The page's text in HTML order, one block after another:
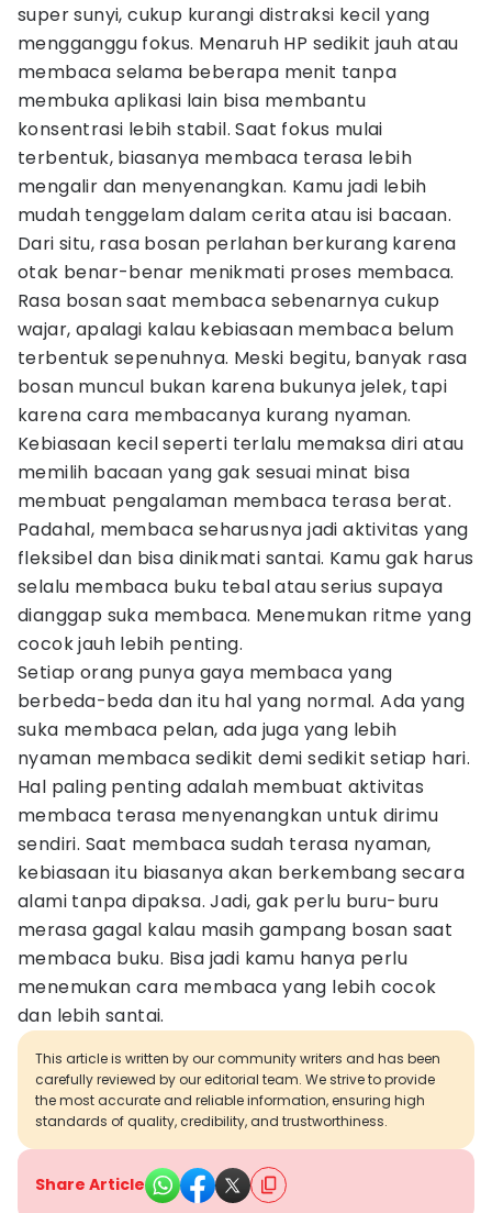
super sunyi, cukup kurangi distraksi kecil yang
mengganggu fokus. Menaruh HP sedikit jauh atau
membaca selama beberapa menit tanpa
membuka aplikasi lain bisa membantu
konsentrasi lebih stabil. Saat fokus mulai
terbentuk, biasanya membaca terasa lebih
mengalir dan menyenangkan. Kamu jadi lebih
mudah tenggelam dalam cerita atau isi bacaan.
Dari situ, rasa bosan perlahan berkurang karena
otak benar-benar menikmati proses membaca.
Rasa bosan saat membaca sebenarnya cukup
wajar, apalagi kalau kebiasaan membaca belum
terbentuk sepenuhnya. Meski begitu, banyak rasa
bosan muncul bukan karena bukunya jelek, tapi
karena cara membacanya kurang nyaman.
Kebiasaan kecil seperti terlalu memaksa diri atau
memilih bacaan yang gak sesuai minat bisa
membuat pengalaman membaca terasa berat.
Padahal, membaca seharusnya jadi aktivitas yang
fleksibel dan bisa dinikmati santai. Kamu gak harus
selalu membaca buku tebal atau serius supaya
dianggap suka membaca. Menemukan ritme yang
cocok jauh lebih penting.
Setiap orang punya gaya membaca yang
berbeda-beda dan itu hal yang normal. Ada yang
suka membaca pelan, ada juga yang lebih
nyaman membaca sedikit demi sedikit setiap hari.
Hal paling penting adalah membuat aktivitas
membaca terasa menyenangkan untuk dirimu
sendiri. Saat membaca sudah terasa nyaman,
kebiasaan itu biasanya akan berkembang secara
alami tanpa dipaksa. Jadi, gak perlu buru-buru
merasa gagal kalau masih gampang bosan saat
membaca buku. Bisa jadi kamu hanya perlu
menemukan cara membaca yang lebih cocok
dan lebih santai.
This article is written by our community writers and has been
carefully reviewed by our editorial team. We strive to provide
the most accurate and reliable information, ensuring high
standards of quality, credibility, and trustworthiness.
Share Article